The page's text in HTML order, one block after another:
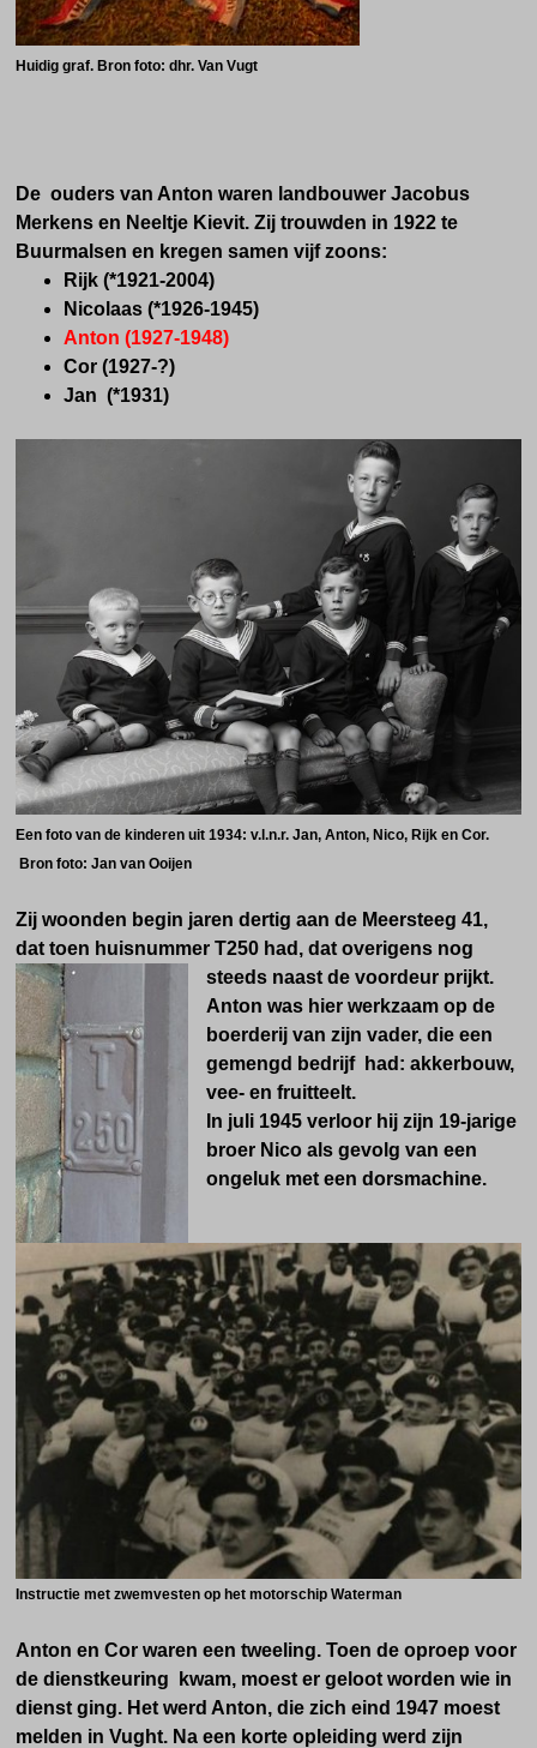
Huidig graf. Bron foto: dhr. Van Vugt
De ouders van Anton waren landbouwer Jacobus
Merkens en Neeltje Kievit. Zij trouwden in 1922 te
Buurmalsen en kregen samen vijf zoons:
Rijk (*1921-2004)
Nicolaas (*1926-1945)
Anton (1927-1948)
Cor (1927-?)
Jan (*1931)
Een foto van de kinderen uit 1934: v.l.n.r. Jan, Anton, Nico, Rijk en Cor.
Bron foto: Jan van Ooijen
Zij woonden begin jaren dertig aan de Meersteeg 41,
dat toen huisnummer T250 had, dat overigens nog
steeds naast de voordeur prijkt.
Anton was hier werkzaam op de
boerderij van zijn vader, die een
gemengd bedrijf had: akkerbouw,
vee- en fruitteelt.
In juli 1945 verloor hij zijn 19-jarige
broer Nico als gevolg van een
ongeluk met een dorsmachine.
Instructie met zwemvesten op het motorschip Waterman
Anton en Cor waren een tweeling. Toen de oproep voor
de dienstkeuring kwam, moest er geloot worden wie in
dienst ging. Het werd Anton, die zich eind 1947 moest
melden in Vught. Na een korte opleiding werd zijn